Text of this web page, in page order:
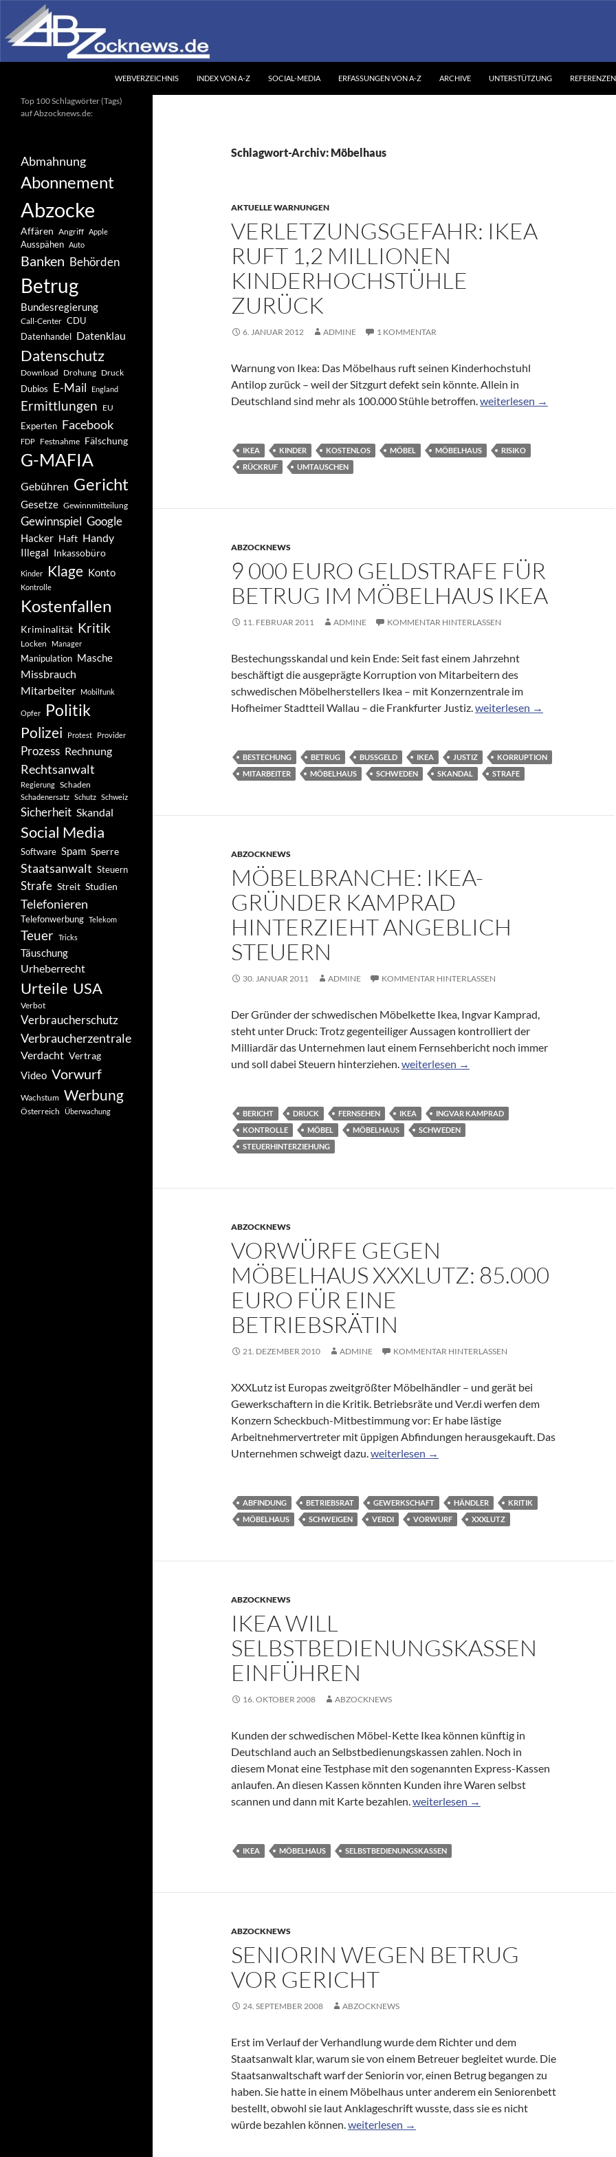
Inhalt
springen
WEBVERZEICHNIS INDEX VON A-Z SOCIAL-MEDIA ERFASSUNGEN VON A-Z ARCHIVE UNTERSTÜTZUNG
Schlagwort-Archiv: Möbelhaus
AKTUELLE WARNUNGEN
VERLETZUNGSGEFAHR: IKEA
RUFT 1,2 MILLIONEN
KINDERHOCHSTÜHLE
ZURÜCK
6. JANUAR 2012 ADMINE 1 KOMMENTAR
Warnung von Ikea: Das Möbelhaus ruft seinen Kinderhochstuhl
Antilop zurück – weil der Sitzgurt defekt sein könnte. Allein in
Deutschland sind mehr als 100.000 Stühle betroffen.Verletzungsgefahr: Ikea
weiterlesen →
IKEA KINDER KOSTENLOS MÖBEL MÖBELHAUS
RISIKO
RÜCKRUF
UMTAUSCHEN
ABZOCKNEWS
9 000 EURO GELDSTRAFE FÜR
BETRUG IM MÖBELHAUS IKEA
11. FEBRUAR 2011 ADMINE KOMMENTAR HINTERLASSEN
Bestechungsskandal und kein Ende: Seit fast einem Jahrzehnt
beschäftigt die ausgeprägte Korruption von Mitarbeitern des
schwedischen Möbelherstellers Ikea – mit Konzernzentrale im
Hofheimer Stadtteil Wallau – die Frankfurter Justiz.9 000 Euro Geldstrafe für
weiterlesen →
BESTECHUNG BETRUG BUSSGELD IKEA JUSTIZ
KORRUPTION
MITARBEITER
MÖBELHAUS SCHWEDEN SKANDAL STRAFE
ABZOCKNEWS
MÖBELBRANCHE: IKEA-
GRÜNDER KAMPRAD
HINTERZIEHT ANGEBLICH
STEUERN
30. JANUAR 2011 ADMINE KOMMENTAR HINTERLASSEN
Der Gründer der schwedischen Möbelkette Ikea, Ingvar Kamprad,
steht unter Druck: Trotz gegenteiliger Aussagen kontrolliert der
Milliardär das Unternehmen laut einem Fernsehbericht noch immer
und soll dabei Steuern hinterziehen.Möbelbranche: Ikea-Gründer Kamprad
weiterlesen →
BERICHT DRUCK FERNSEHEN IKEA
INGVAR KAMPRAD
KONTROLLE
MÖBEL MÖBELHAUS
SCHWEDEN
STEUERHINTERZIEHUNG
ABZOCKNEWS
VORWÜRFE GEGEN
MÖBELHAUS XXXLUTZ: 85.000
EURO FÜR EINE
BETRIEBSRÄTIN
21. DEZEMBER 2010 ADMINE KOMMENTAR HINTERLASSEN
XXXLutz ist Europas zweitgrößter Möbelhändler – und gerät bei
Gewerkschaftern in die Kritik. Betriebsräte und Ver.di werfen dem
Konzern Scheckbuch-Mitbestimmung vor: Er habe lästige
Arbeitnehmervertreter mit üppigen Abfindungen herausgekauft. Das
Unternehmen schweigt dazu.Vorwürfe gegen Möbelhaus XXXLutz: 85.000 Euro
weiterlesen →
ABFINDUNG BETRIEBSRAT GEWERKSCHAFT HÄNDLER
KRITIK
MÖBELHAUS
SCHWEIGEN VERDI VORWURF XXXLUTZ
ABZOCKNEWS
IKEA WILL
SELBSTBEDIENUNGSKASSEN
EINFÜHREN
16. OKTOBER 2008 ABZOCKNEWS
Kunden der schwedischen Möbel-Kette Ikea können künftig in
Deutschland auch an Selbstbedienungskassen zahlen. Noch in
diesem Monat eine Testphase mit den sogenannten Express-Kassen
anlaufen. An diesen Kassen könnten Kunden ihre Waren selbst
scannen und dann mit Karte bezahlen.Ikea will Selbstbedienungskassen einführen
weiterlesen →
IKEA MÖBELHAUS SELBSTBEDIENUNGSKASSEN
ABZOCKNEWS
SENIORIN WEGEN BETRUG
VOR GERICHT
24. SEPTEMBER 2008 ABZOCKNEWS
Erst im Verlauf der Verhandlung wurde dem Richter und dem
Staatsanwalt klar, warum sie von einem Betreuer begleitet wurde. Die
Staatsanwaltschaft warf der Seniorin vor, einen Betrug begangen zu
haben. Sie hatte in einem Möbelhaus unter anderem ein Seniorenbett
bestellt, obwohl sie laut Anklageschrift wusste, dass sie es nicht
würde bezahlen können.Seniorin wegen Betrug vor Gericht
weiterlesen →
Ihr unabhängiges
Informationsportal
Top 100 Schlagwörter (Tags)
auf Abzocknews.de:
Abmahnung
Abonnement
Abzocke
Affären Angriff Apple
Ausspähen Auto
Banken Behörden
Betrug
Bundesregierung
Call-Center CDU
Datenhandel Datenklau
Datenschutz
Download Drohung Druck
Dubios E-Mail England
Ermittlungen EU
Experten Facebook
FDP Festnahme Fälschung
G-MAFIA
Gebühren Gericht
Gesetze Gewinnmitteilung
Gewinnspiel Google
Hacker Haft Handy
Illegal Inkassobüro
Kinder Klage Konto
Kontrolle
Kostenfallen
Kriminalität Kritik
Locken Manager
Manipulation Masche
Missbrauch
Mitarbeiter
Mobilfunk
Opfer Politik
Polizei Protest Provider
Prozess Rechnung
Rechtsanwalt
Regierung Schaden
Schadenersatz Schutz Schweiz
Sicherheit Skandal
Social Media
Software Spam Sperre
Staatsanwalt Steuern
Strafe Streit Studien
Telefonieren
Telefonwerbung Telekom
Teuer Tricks
Täuschung
Urheberrecht
Urteile USA
Verbot
Verbraucherschutz
Verbraucherzentrale
Verdacht Vertrag
Video Vorwurf
Wachstum Werbung
Österreich Überwachung